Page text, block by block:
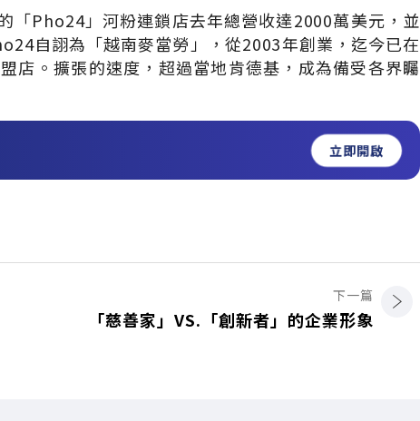
「Pho24」河粉連鎖店去年總營收達2000萬美元，並
自詡為「越南麥當勞」，從2003年創業，迄今已在
店。擴張的速度，超過當地肯德基，成為備受各界矚
立即開啟
下一篇
「慈善家」VS.「創新者」的企業形象